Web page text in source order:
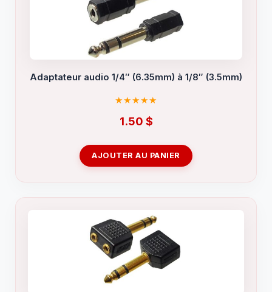
Adaptateur audio 1/4″ (6.35mm) à 1/8″ (3.5mm)
1.50 $
AJOUTER AU PANIER